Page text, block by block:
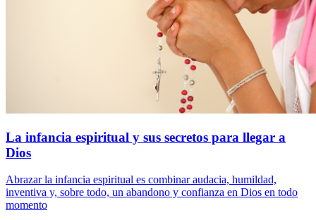
La infancia espiritual y sus secretos para llegar a
Dios
Abrazar la infancia espiritual es combinar audacia, humildad,
inventiva y, sobre todo, un abandono y confianza en Dios en todo
momento